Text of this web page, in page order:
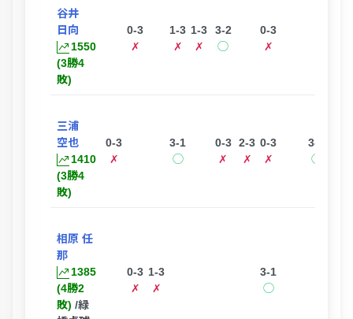
谷井
日向
1550
(3勝4
敗)
0-3
✗
1-3
✗
1-3
✗
3-2
◯
0-3
✗
三浦
空也
1410
(3勝4
敗)
0-3
✗
3-1
◯
0-3
✗
2-3
✗
0-3
✗
3-1
◯
相原 任
那
1385
(4勝2
敗) /緑
0-3
✗
1-3
✗
3-1
◯